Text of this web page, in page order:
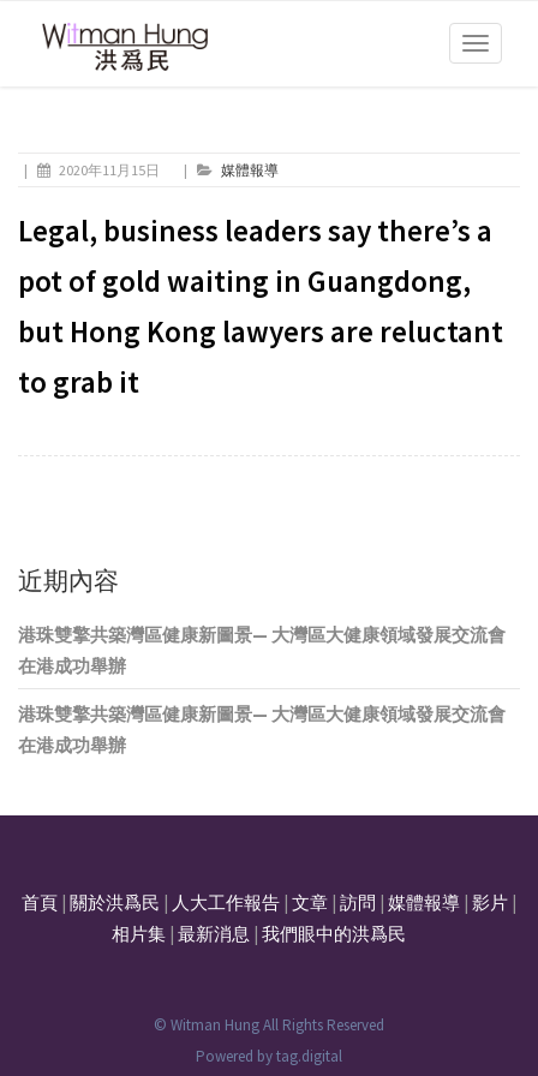
Toggle
| 2020年11月15日 | 媒體報導
Legal, business leaders say there’s a
pot of gold waiting in Guangdong,
but Hong Kong lawyers are reluctant
to grab it
近期內容
港珠雙擎共築灣區健康新圖景— 大灣區大健康領域發展交流會
在港成功舉辦
港珠雙擎共築灣區健康新圖景— 大灣區大健康領域發展交流會
在港成功舉辦
首頁 關於洪爲民 人大工作報告 文章 訪問 媒體報導 影片
相片集| 最新消息 我們眼中的洪爲民
© Witman Hung All Rights Reserved
Powered bytag.digital